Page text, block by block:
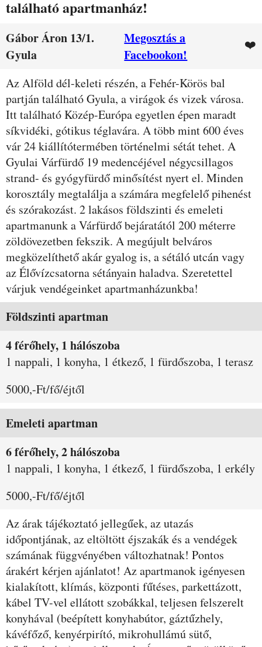
található apartmanház!
Gábor Áron 13/1.
Gyula
Megosztás a
Facebookon!
❤️
Leírás
Az Alföld dél-keleti részén, a Fehér-Körös bal
partján található Gyula, a virágok és vizek városa.
Itt található Közép-Európa egyetlen épen maradt
síkvidéki, gótikus téglavára. A több mint 600 éves
vár 24 kiállítótermében történelmi sétát tehet. A
Gyulai Várfürdő 19 medencéjével négycsillagos
strand- és gyógyfürdő minősítést nyert el. Minden
korosztály megtalálja a számára megfelelő pihenést
és szórakozást. 2 lakásos földszinti és emeleti
apartmanunk a Várfürdő bejáratától 200 méterre
zöldövezetben fekszik. A megújult belváros
megközelíthető akár gyalog is, a sétáló utcán vagy
az Élővízcsatorna sétányain haladva. Szeretettel
várjuk vendégeinket apartmanházunkba!
Szobák és árak
Földszinti apartman
4 férőhely, 1 hálószoba
1 nappali, 1 konyha, 1 étkező, 1 fürdőszoba, 1 terasz
5000,-Ft/fő/éjtől
Emeleti apartman
6 férőhely, 2 hálószoba
1 nappali, 1 konyha, 1 étkező, 1 fürdőszoba, 1 erkély
5000,-Ft/fő/éjtől
Az árak tájékoztató jellegűek, az utazás
időpontjának, az eltöltött éjszakák és a vendégek
számának függvényében változhatnak! Pontos
árakért kérjen ajánlatot! Az apartmanok igényesen
kialakított, klímás, központi fűtéses, parkettázott,
kábel TV-vel ellátott szobákkal, teljesen felszerelt
konyhával (beépített konyhabútor, gáztűzhely,
kávéfőző, kenyérpirító, mikrohullámú sütő,